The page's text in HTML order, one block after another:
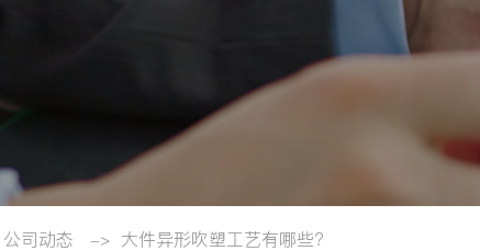
公司动态 -> 大件异形吹塑工艺有哪些?